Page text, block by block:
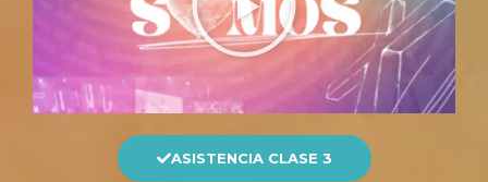
ASISTENCIA CLASE 3